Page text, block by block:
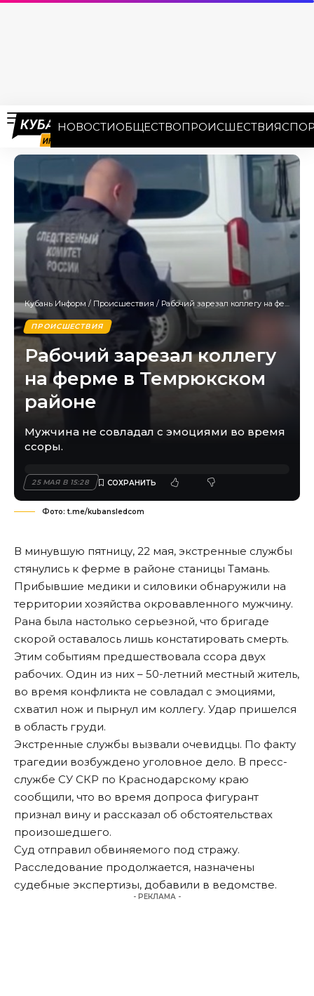
НОВОСТИОБЩЕСТВОПРОИСШЕСТВИЯ
Кубань Информ / Происшествия / Рабочий зарезал коллегу на ферме в Темрюкском районе
ПРОИСШЕСТВИЯ
Рабочий зарезал коллегу
на ферме в Темрюкском
районе
Мужчина не совладал с эмоциями во время
ссоры.
25 МАЯ В 15:28
Фото: t.me/kubansledcom
В минувшую пятницу, 22 мая, экстренные службы
стянулись к ферме в районе станицы Тамань.
Прибывшие медики и силовики обнаружили на
территории хозяйства окровавленного мужчину.
Рана была настолько серьезной, что бригаде
скорой оставалось лишь констатировать смерть.
Этим событиям предшествовала ссора двух
рабочих. Один из них – 50-летний местный житель,
во время конфликта не совладал с эмоциями,
схватил нож и пырнул им коллегу. Удар пришелся
в область груди.
Экстренные службы вызвали очевидцы. По факту
трагедии возбуждено уголовное дело. В пресс-
службе СУ СКР по Краснодарскому краю
сообщили, что во время допроса фигурант
признал вину и рассказал об обстоятельствах
произошедшего.
Суд отправил обвиняемого под стражу.
Расследование продолжается, назначены
судебные экспертизы, добавили в ведомстве.
- РЕКЛАМА -